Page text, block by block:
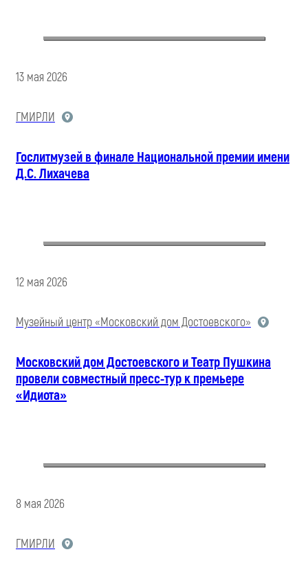
13 мая 2026
ГМИРЛИ
Гослитмузей в финале Национальной премии имени
Д.С. Лихачева
12 мая 2026
Музейный центр «Московский дом Достоевского»
Московский дом Достоевского и Театр Пушкина
провели совместный пресс-тур к премьере
«Идиота»
8 мая 2026
ГМИРЛИ